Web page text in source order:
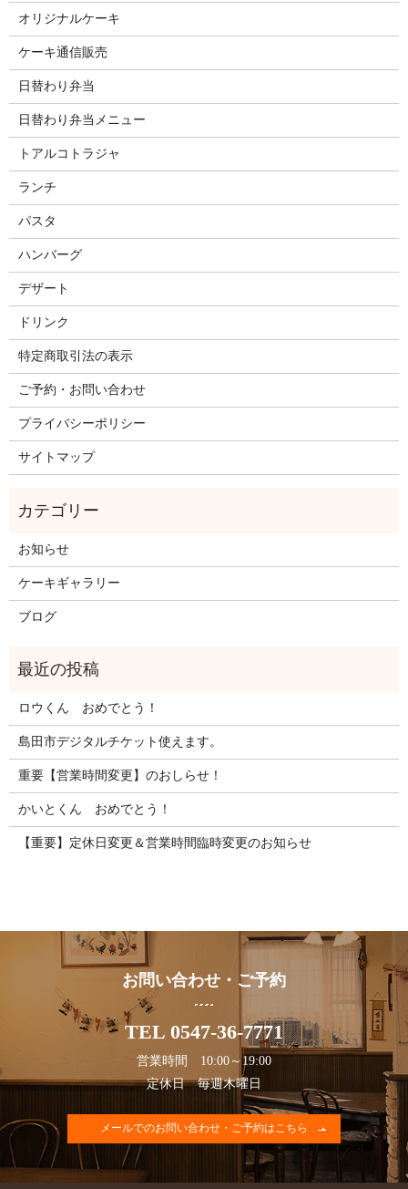
オリジナルケーキ
ケーキ通信販売
日替わり弁当
日替わり弁当メニュー
トアルコトラジャ
ランチ
パスタ
ハンバーグ
デザート
ドリンク
特定商取引法の表示
ご予約・お問い合わせ
プライバシーポリシー
サイトマップ
お知らせ
ケーキギャラリー
ブログ
ロウくん おめでとう！
島田市デジタルチケット使えます。
重要【営業時間変更】のおしらせ！
かいとくん おめでとう！
【重要】定休日変更＆営業時間臨時変更のお知らせ
お問い合わせ・ご予約
TEL 0547-36-7771
営業時間 10:00～19:00
定休日 毎週木曜日
メールでのお問い合わせ・ご予約はこちら